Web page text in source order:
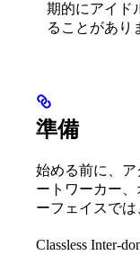
期的にアイド
ることがあり
準備
始める前に、
ートワーカー、
ーフェイスでは
Classless Inter-